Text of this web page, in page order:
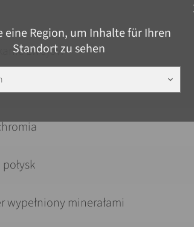
eine Region, um Inhalte für Ihren
Standort zu sehen
keyboard_arrow_down
zwojów
wypełniony minerałami